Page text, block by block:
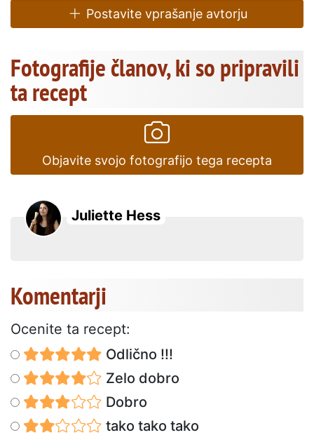
Postavite vprašanje avtorju
Fotografije članov, ki so pripravili
ta recept
Objavite svojo fotografijo tega recepta
Juliette Hess
Komentarji
Ocenite ta recept:
Odlično !!!
Zelo dobro
Dobro
tako tako tako